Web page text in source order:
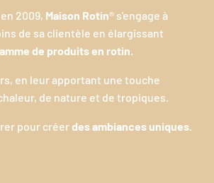
2009, Maison Rotin® s'engage à
de sa clientèle en élargissant
de produits en rotin.
en leur apportant une touche
de nature et de tropiques.
pour créerdes ambiances uniques.